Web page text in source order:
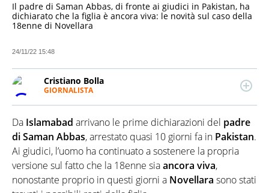
Il padre di Saman Abbas, di fronte ai giudici in Pakistan, ha
dichiarato che la figlia è ancora viva: le novità sul caso della
18enne di Novellara
24/11/22 15:48
Cristiano Bolla
GIORNALISTA
cronaca e attualità. Laureato in Scienze e Tecnologie
delle Arti e dello Spettacolo con Master in
Drammaturgia e Sceneggiatura, ha lavorato per
diverse produzioni prima di muovere i primi passi
nelle redazioni di testate giornalistiche di Torino e
Milano. Attualmente collabora anche con importanti
Da Islamabad arrivano le prime dichiarazioni del padre
di Saman Abbas, arrestato quasi 10 giorni fa in Pakistan.
Ai giudici, l’uomo ha continuato a sostenere la propria
versione sul fatto che la 18enne siaancora viva,
nonostante proprio in questi giorni a Novellara sono stati